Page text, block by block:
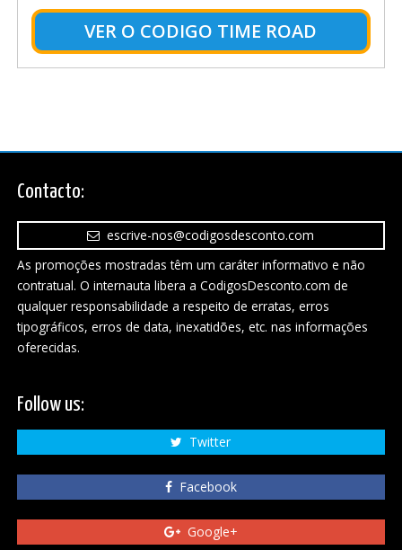
VER O CODIGO TIME ROAD
Contacto:
escrive-nos@codigosdesconto.com
As promoções mostradas têm um caráter informativo e não
contratual. O internauta libera a CodigosDesconto.com de
qualquer responsabilidade a respeito de erratas, erros
tipográficos, erros de data, inexatidões, etc. nas informações
oferecidas.
Follow us:
Twitter
Facebook
Google+